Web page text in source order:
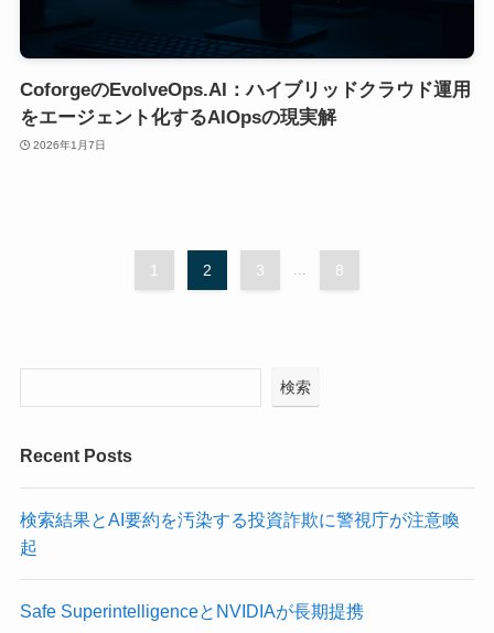
CoforgeのEvolveOps.AI：ハイブリッドクラウド運用
をエージェント化するAIOpsの現実解
2026年1月7日
1 2 3 ... 8
検索
Recent Posts
検索結果とAI要約を汚染する投資詐欺に警視庁が注意喚
起
Safe SuperintelligenceとNVIDIAが長期提携